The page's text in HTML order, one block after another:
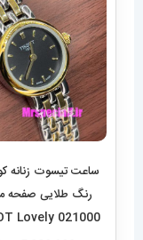
ساعت تیسوت زنانه
رنگ طلایی صفحه
021000 TISSOT Lovely